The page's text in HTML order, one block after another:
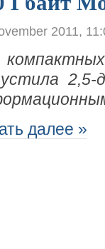
2011,
2,5-
далее »